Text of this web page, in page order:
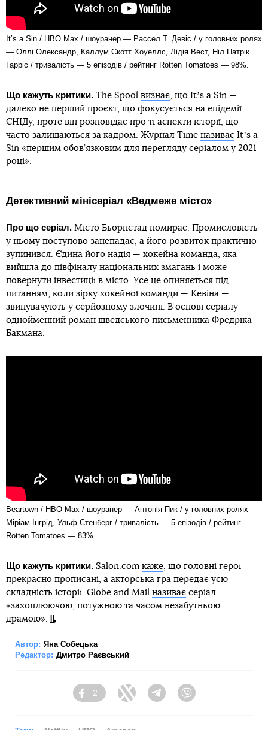
It’s a Sin / HBO Max / шоуранер — Рассел Т. Девіс / у головних ролях
— Оллі Олександр, Каллум Скотт Хоуеллс, Лідія Вест, Ніл Патрік
Гарріс / тривалість — 5 епізодів / рейтинг Rotten Tomatoes — 98%.
Що кажуть критики. The Spool визнає , що Itʼs a Sin —
далеко не перший проєкт, що фокусується на епідемії
СНІДу, проте він розповідає про ті аспекти історії, що
часто залишаються за кадром. Журнал Time називає Itʼs a
Sin «першим обов’язковим для перегляду серіалом у 2021
році».
Детективний мінісеріал «Ведмеже місто»
Про що серіал. Місто Бьорнстад помирає. Промисловість
у ньому поступово занепадає, а його розвиток практично
зупинився. Єдина його надія — хокейна команда, яка
вийшла до півфіналу національних змагань і може
повернути інвестиції в місто. Усе це опиняється під
питанням, коли зірку хокейної команди — Кевіна —
звинувачують у серйозному злочині. В основі серіалу —
однойменний роман шведського письменника Фредріка
Бакмана.
Beartown / HBO Max / шоуранер — Антонія Пик / у головних ролях —
Міріам Інгрід, Ульф Стенберг / тривалість — 5 епізодів / рейтинг
Rotten Tomatoes — 83%.
Що кажуть критики. Salon.com каже , що головні герої
прекрасно прописані, а акторська гра передає усю
складність історії. Globe and Mail називає серіал
«захоплюючою, потужною та часом незабутньою
драмою».
Автор: Яна Собецька
Редактор: Дмитро Раєвський
Facebook
2
Twitter TelegramViber